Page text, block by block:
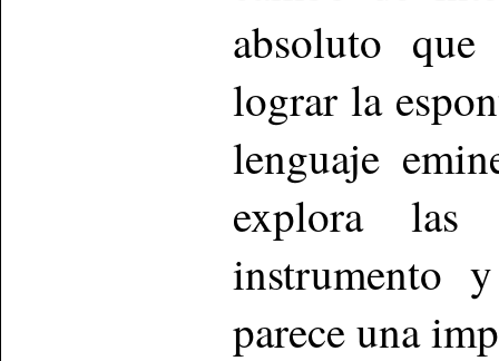
absoluto
lograr la
lenguaje
explora las
instrumento
parece una